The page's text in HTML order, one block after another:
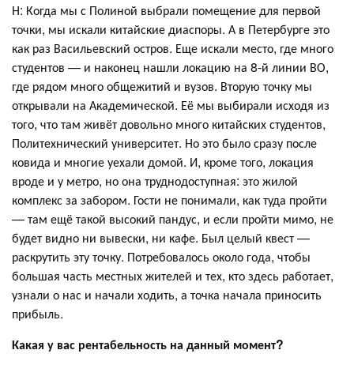
Н: Когда мы с Полиной выбрали помещение для первой
точки, мы искали китайские диаспоры. А в Петербурге это
как раз Васильевский остров. Еще искали место, где много
студентов — и наконец нашли локацию на 8-й линии ВО,
где рядом много общежитий и вузов. Вторую точку мы
открывали на Академической. Её мы выбирали исходя из
того, что там живёт довольно много китайских студентов,
Политехнический университет. Но это было сразу после
ковида и многие уехали домой. И, кроме того, локация
вроде и у метро, но она труднодоступная: это жилой
комплекс за забором. Гости не понимали, как туда пройти
— там ещё такой высокий пандус, и если пройти мимо, не
будет видно ни вывески, ни кафе. Был целый квест —
раскрутить эту точку. Потребовалось около года, чтобы
большая часть местных жителей и тех, кто здесь работает,
узнали о нас и начали ходить, а точка начала приносить
прибыль.
Какая у вас рентабельность на данный момент?